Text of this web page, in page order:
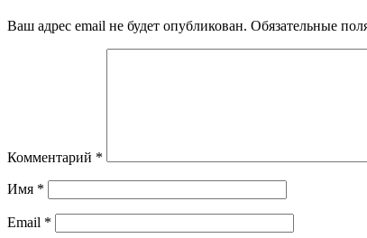
Ваш адрес email не будет опубликован. Обязательные
Комментарий *
Имя *
Email *